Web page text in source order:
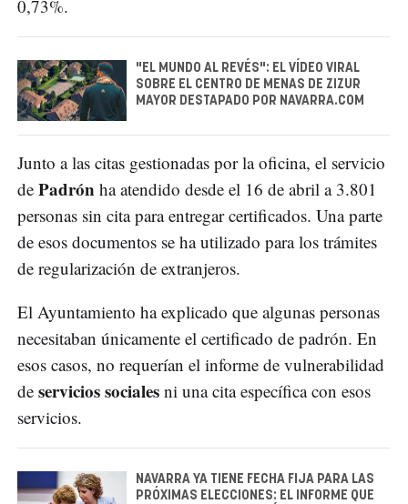
0,73%.
"EL MUNDO AL REVÉS": EL VÍDEO VIRAL
SOBRE EL CENTRO DE MENAS DE ZIZUR
MAYOR DESTAPADO POR NAVARRA.COM
Junto a las citas gestionadas por la oficina, el servicio
de Padrón ha atendido desde el 16 de abril a 3.801
personas sin cita para entregar certificados. Una parte
de esos documentos se ha utilizado para los trámites
de regularización de extranjeros.
El Ayuntamiento ha explicado que algunas personas
necesitaban únicamente el certificado de padrón. En
esos casos, no requerían el informe de vulnerabilidad
de servicios sociales ni una cita específica con esos
servicios.
NAVARRA YA TIENE FECHA FIJA PARA LAS
PRÓXIMAS ELECCIONES: EL INFORME QUE